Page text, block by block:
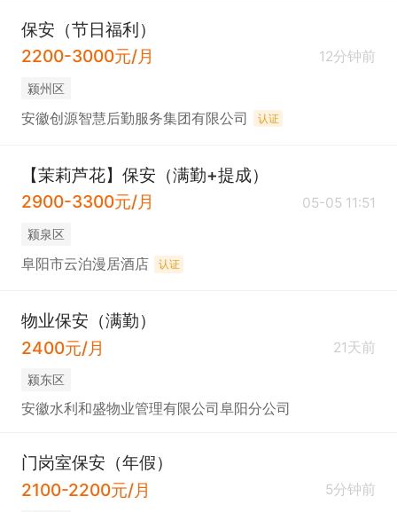
保安（节日福利）
2200-3000元/月
12分钟前
颍州区
安徽创源智慧后勤服务集团有限公司 认证
【茉莉芦花】保安（满勤+提成）
2900-3300元/月
05-05 11:51
颍泉区
阜阳市云泊漫居酒店 认证
物业保安（满勤）
2400元/月
21天前
颍东区
安徽水利和盛物业管理有限公司阜阳分公司
门岗室保安（年假）
2100-2200元/月
5分钟前